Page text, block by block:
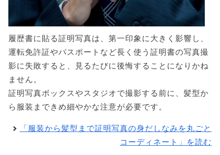
履歴書に貼る証明写真は、第一印象に大きく影響し、
運転免許証やパスポートなど長く使う証明書の写真撮
影に失敗すると、見るたびに後悔することになりかね
ません。
証明写真ボックスやスタジオで撮影する前に、髪型か
ら服装まできめ細やかな注意が必要です。
「服装から髪型まで証明写真の身だしなみを丸ごと
コーディネート」を読む